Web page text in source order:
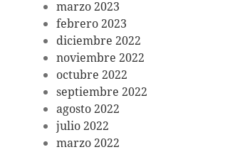
marzo 2023
febrero 2023
diciembre 2022
noviembre 2022
octubre 2022
septiembre 2022
agosto 2022
julio 2022
marzo 2022